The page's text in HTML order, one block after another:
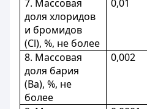
7. Массовая
доля хлоридов
и бромидов
(Сl), %, не более
0,01
8. Массовая
доля бария
(Ва), %, не
более
0,002